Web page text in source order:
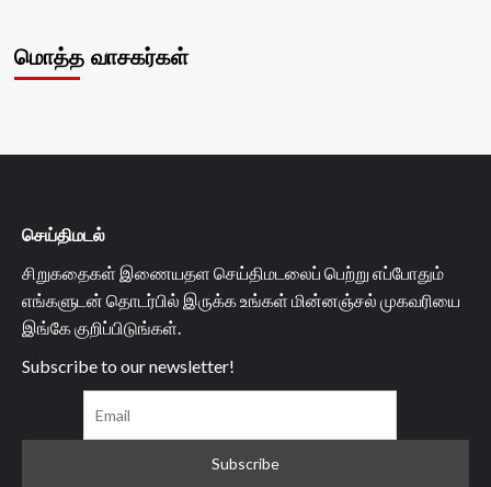
மொத்த வாசகர்கள்
செய்திமடல்
சிறுகதைகள் இணையதள செய்திமடலைப் பெற்று எப்போதும்
எங்களுடன் தொடர்பில் இருக்க உங்கள் மின்னஞ்சல் முகவரியை
இங்கே குறிப்பிடுங்கள்.
Subscribe to our newsletter!